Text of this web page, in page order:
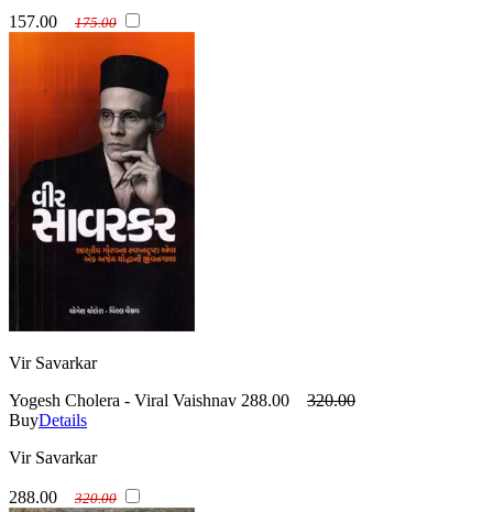
157.00 175.00
Vir Savarkar
Yogesh Cholera - Viral Vaishnav 288.00
320.00
BuyDetails
Vir Savarkar
288.00 320.00